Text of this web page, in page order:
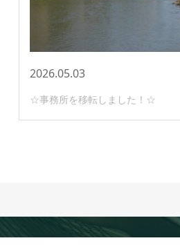
2026.05.03
☆事務所を移転しました！☆